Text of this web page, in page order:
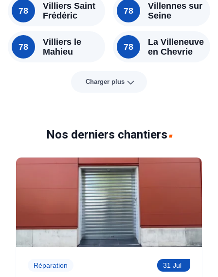
78
Villiers Saint
Frédéric
78
Villiers le
Mahieu
78
Villennes sur
Seine
78
La Villeneuve
en Chevrie
Charger plus
Nos derniers chantiers
Réparation 31 Jul